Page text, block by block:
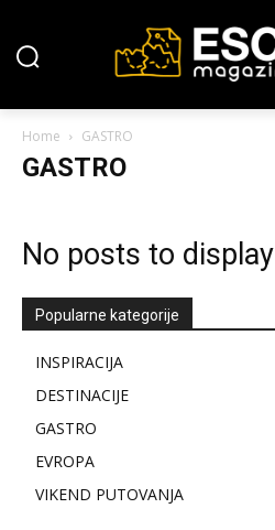
Home GASTRO
GASTRO
No posts to display
Popularne kategorije
INSPIRACIJA
DESTINACIJE
GASTRO
EVROPA
VIKEND PUTOVANJA